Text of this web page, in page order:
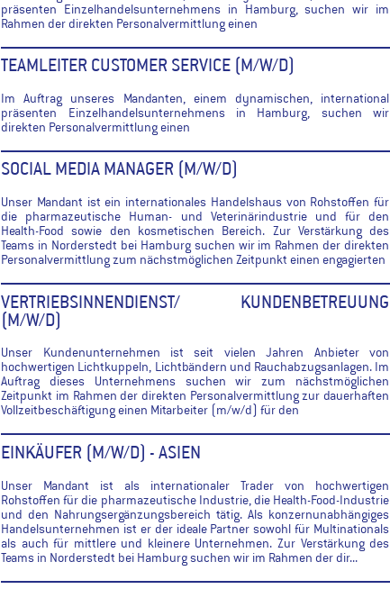
präsenten Einzelhandelsunternehmens in Hamburg, suchen wir im
Rahmen der direkten Personalvermittlung einen
TEAMLEITER CUSTOMER SERVICE (M/W/D)
Im Auftrag unseres Mandanten, einem dynamischen, international
präsenten Einzelhandelsunternehmens in Hamburg, suchen wir
direkten Personalvermittlung einen
SOCIAL MEDIA MANAGER (M/W/D)
Unser Mandant ist ein internationales Handelshaus von Rohstoffen für
die pharmazeutische Human- und Veterinärindustrie und für den
Health-Food sowie den kosmetischen Bereich. Zur Verstärkung des
Teams in Norderstedt bei Hamburg suchen wir im Rahmen der direkten
Personalvermittlung zum nächstmöglichen Zeitpunkt einen engagierten
VERTRIEBSINNENDIENST/ KUNDENBETREUUNG
(M/W/D)
Unser Kundenunternehmen ist seit vielen Jahren Anbieter von
hochwertigen Lichtkuppeln, Lichtbändern und Rauchabzugsanlagen. Im
Auftrag dieses Unternehmens suchen wir zum nächstmöglichen
Zeitpunkt im Rahmen der direkten Personalvermittlung zur dauerhaften
Vollzeitbeschäftigung einen Mitarbeiter (m/w/d) für den
EINKÄUFER (M/W/D) - ASIEN
Unser Mandant ist als internationaler Trader von hochwertigen
Rohstoffen für die pharmazeutische Industrie, die Health-Food-Industrie
und den Nahrungsergänzungsbereich tätig. Als konzernunabhängiges
Handelsunternehmen ist er der ideale Partner sowohl für Multinationals
als auch für mittlere und kleinere Unternehmen. Zur Verstärkung des
Teams in Norderstedt bei Hamburg suchen wir im Rahmen der dir...